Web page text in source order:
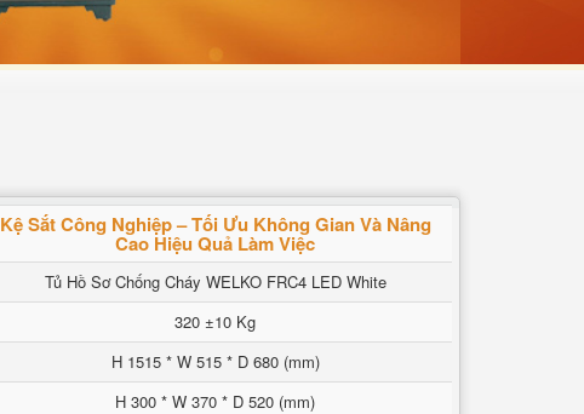
Kệ Sắt Công Nghiệp – Tối Ưu Không Gian Và Nâng
Cao Hiệu Quả Làm Việc
Tủ Hồ Sơ Chống Cháy WELKO FRC4 LED White
320 ±10 Kg
H 1515 * W 515 * D 680 (mm)
H 300 * W 370 * D 520 (mm)